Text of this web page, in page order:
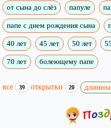
от сына до слёз папуле
папе с днем рождения сына
40 лет 45 лет 50 лет
70 лет болеющему папе
все 39 открытки 20